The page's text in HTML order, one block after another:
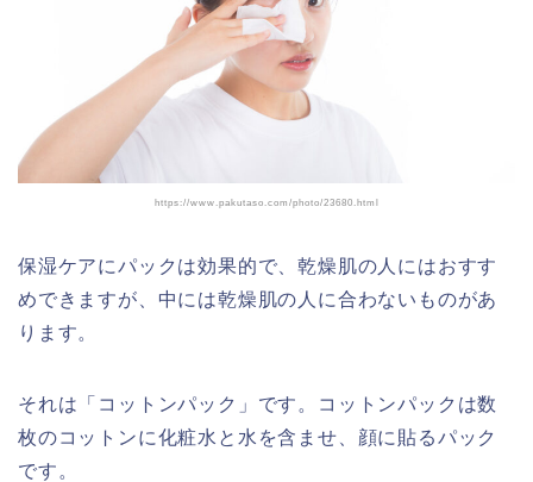
https://www.pakutaso.com/photo/23680.html
保湿ケアにパックは効果的で、乾燥肌の人にはおすす
めできますが、中には乾燥肌の人に合わないものがあ
ります。
それは「コットンパック」です。コットンパックは数
枚のコットンに化粧水と水を含ませ、顔に貼るパック
です。